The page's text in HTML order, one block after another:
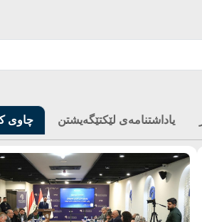
یاداشتنامەی لێکتێگەیشتن چاوی